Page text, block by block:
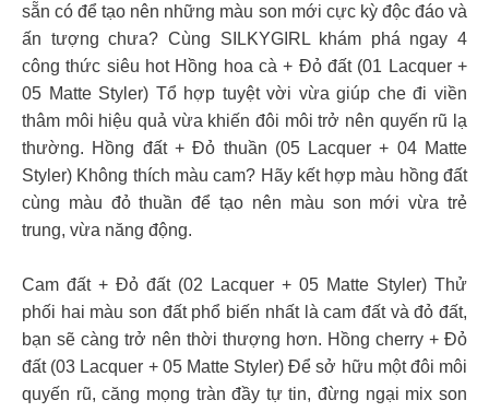
sẵn có để tạo nên những màu son mới cực kỳ độc đáo và
ấn tượng chưa? Cùng SILKYGIRL khám phá ngay 4
công thức siêu hot Hồng hoa cà + Đỏ đất (01 Lacquer +
05 Matte Styler) Tổ hợp tuyệt vời vừa giúp che đi viền
thâm môi hiệu quả vừa khiến đôi môi trở nên quyến rũ lạ
thường. Hồng đất + Đỏ thuần (05 Lacquer + 04 Matte
Styler) Không thích màu cam? Hãy kết hợp màu hồng đất
cùng màu đỏ thuần để tạo nên màu son mới vừa trẻ
trung, vừa năng động.
Cam đất + Đỏ đất (02 Lacquer + 05 Matte Styler) Thử
phối hai màu son đất phổ biến nhất là cam đất và đỏ đất,
bạn sẽ càng trở nên thời thượng hơn. Hồng cherry + Đỏ
đất (03 Lacquer + 05 Matte Styler) Để sở hữu một đôi môi
quyến rũ, căng mọng tràn đầy tự tin, đừng ngại mix son